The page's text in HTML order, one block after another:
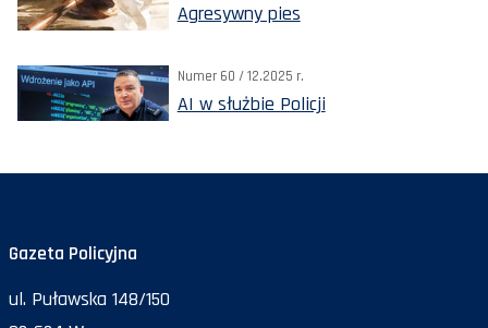
Agresywny pies
Numer 60 / 12.2025 r.
AI w służbie Policji
Gazeta Policyjna
ul. Puławska 148/150